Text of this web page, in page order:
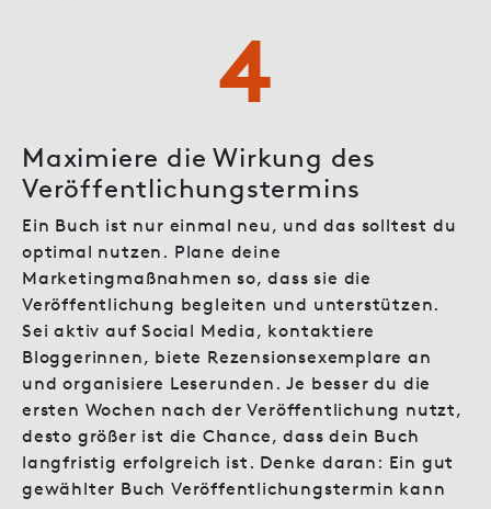
4
Maximiere die Wirkung des
Veröffentlichungstermins
Ein Buch ist nur einmal neu, und das solltest du
optimal nutzen. Plane deine
Marketingmaßnahmen so, dass sie die
Veröffentlichung begleiten und unterstützen.
Sei aktiv auf Social Media, kontaktiere
Bloggerinnen, biete Rezensionsexemplare an
und organisiere Leserunden. Je besser du die
ersten Wochen nach der Veröffentlichung nutzt,
desto größer ist die Chance, dass dein Buch
langfristig erfolgreich ist. Denke daran: Ein gut
gewählter Buch Veröffentlichungstermin kann